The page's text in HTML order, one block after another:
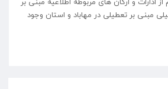
مبنی بر تعطیلی در مهاباد و استان وجود